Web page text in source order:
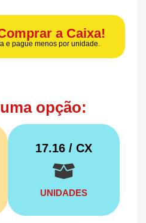
a Caixa!
e pague menos por unidade.
opção:
17.16/ CX
UNIDADES